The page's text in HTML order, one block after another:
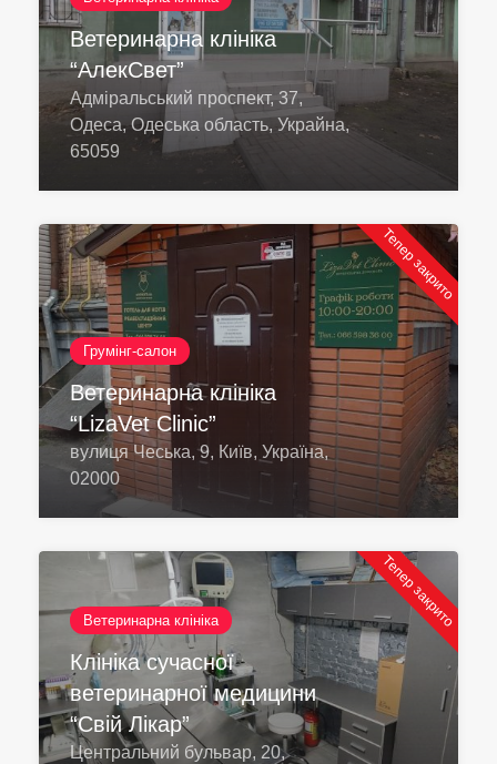
Ветеринарна клініка
“АлекСвет”
Адміральський проспект, 37,
Одеса, Одеська область, Украйна,
65059
Тепер закрито
Грумінг-салон
Ветеринарна клініка
“LizaVet Clinic”
вулиця Чеська, 9, Київ, Україна,
02000
Тепер закрито
Ветеринарна клініка
Клініка сучасної
ветеринарної медицини
“Свій Лікар”
Центральний бульвар, 20,